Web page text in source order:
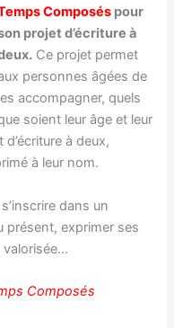
Composés pour
projet d’écriture à
Ce projet permet
personnes âgées de
accompagner, quels
soient leur âge et leur
à deux,
à leur nom.
dans un
présent, exprimer ses
valorisée…
Composés